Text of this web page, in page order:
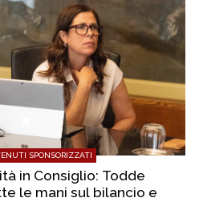
SPONSORIZZATI
in Consiglio: Todde
le mani sul bilancio e